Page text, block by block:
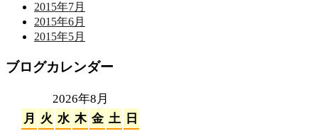
2015年7月
2015年6月
2015年5月
ブログカレンダー
2026年8月
月 火 水 木 金 土 日